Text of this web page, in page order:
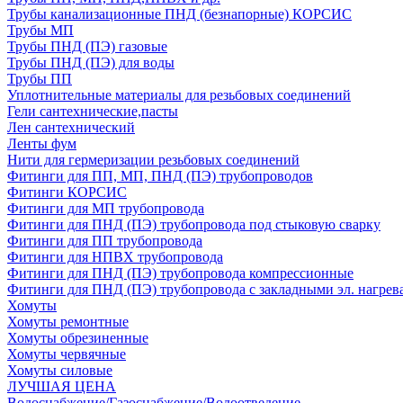
Трубы канализационные ПНД (безнапорные) КОРСИС
Трубы МП
Трубы ПНД (ПЭ) газовые
Трубы ПНД (ПЭ) для воды
Трубы ПП
Уплотнительные материалы для резьбовых соединений
Гели сантехнические,пасты
Лен сантехнический
Ленты фум
Нити для гермеризации резьбовых соединений
Фитинги для ПП, МП, ПНД (ПЭ) трубопроводов
Фитинги КОРСИС
Фитинги для МП трубопровода
Фитинги для ПНД (ПЭ) трубопровода под стыковую сварку
Фитинги для ПП трубопровода
Фитинги для НПВХ трубопровода
Фитинги для ПНД (ПЭ) трубопровода компрессионные
Фитинги для ПНД (ПЭ) трубопровода с закладными эл.
Хомуты
Хомуты ремонтные
Хомуты обрезиненные
Хомуты червячные
Хомуты силовые
ЛУЧШАЯ ЦЕНА